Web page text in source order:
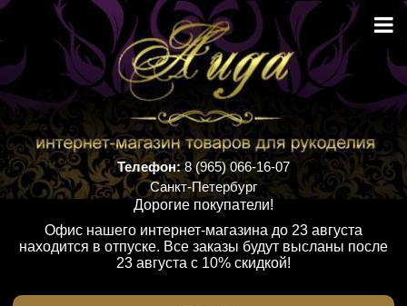
Телефон:8 (965) 066-16-07
Санкт-Петербург
Дорогие покупатели!
Офис нашего интернет-магазина до 23 августа
находится в отпуске. Все заказы будут высланы после
23 августа с 10% скидкой!